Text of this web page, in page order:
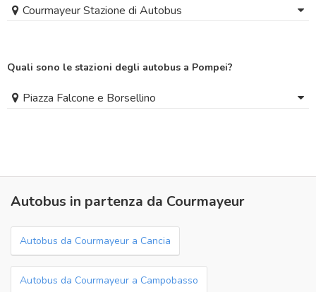
Courmayeur Stazione di Autobus
Quali sono le stazioni degli autobus a Pompei?
Piazza Falcone e Borsellino
Autobus in partenza da Courmayeur
Autobus da Courmayeur a Cancia
Autobus da Courmayeur a Campobasso